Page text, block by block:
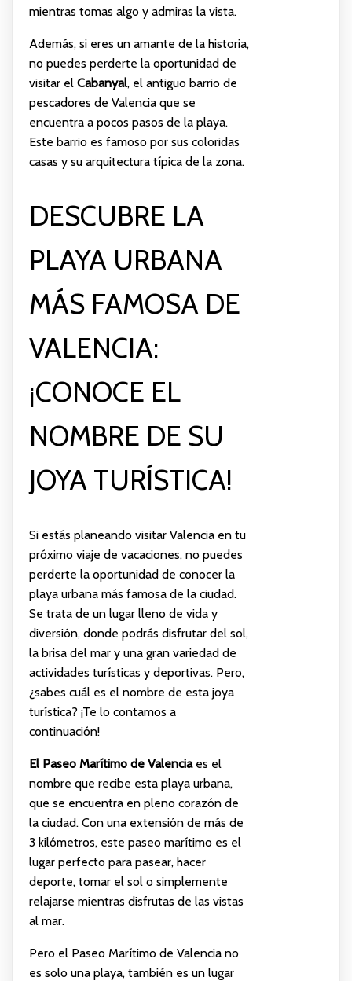
mientras tomas algo y admiras la vista.
Además, si eres un amante de la historia,
no puedes perderte la oportunidad de
visitar el Cabanyal, el antiguo barrio de
pescadores de Valencia que se
encuentra a pocos pasos de la playa.
Este barrio es famoso por sus coloridas
casas y su arquitectura típica de la zona.
DESCUBRE LA
PLAYA URBANA
MÁS FAMOSA DE
VALENCIA:
¡CONOCE EL
NOMBRE DE SU
JOYA TURÍSTICA!
Si estás planeando visitar Valencia en tu
próximo viaje de vacaciones, no puedes
perderte la oportunidad de conocer la
playa urbana más famosa de la ciudad.
Se trata de un lugar lleno de vida y
diversión, donde podrás disfrutar del sol,
la brisa del mar y una gran variedad de
actividades turísticas y deportivas. Pero,
¿sabes cuál es el nombre de esta joya
turística? ¡Te lo contamos a
continuación!
El Paseo Marítimo de Valenciaes el
nombre que recibe esta playa urbana,
que se encuentra en pleno corazón de
la ciudad. Con una extensión de más de
3 kilómetros, este paseo marítimo es el
lugar perfecto para pasear, hacer
deporte, tomar el sol o simplemente
relajarse mientras disfrutas de las vistas
al mar.
Pero el Paseo Marítimo de Valencia no
es solo una playa, también es un lugar